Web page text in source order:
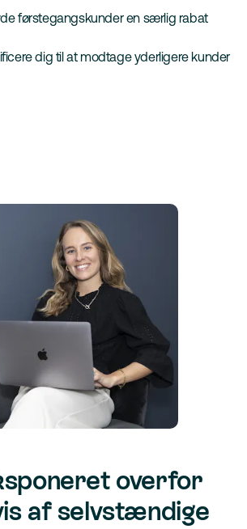
førstegangskunder en særlig rabat
dig til at modtage yderligere kunder
overfor
af selvstændige